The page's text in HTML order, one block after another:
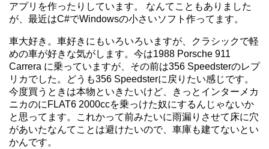
アプリを作ったりしています。 なんてこともありました
が、最近はC#でWindowsの小さいソフト作ってます。
車大好き。車好きにもいろいろいますが、クラシックで軽
めの車が好きな気がします。今は1988 Porsche 911
Carrera に乗っていますが、その前は356 Speedsterのレプ
リカでした。どうも356 Speedsterに戻りたい感じです。
今度買うときは本物といきたいけど、きっとインターメカ
ニカのにFLAT6 2000ccを乗っけた奴にするんじゃないか
と思ってます。これかって前みたいに雨漏りさせて床に穴
があいたなんてことは避けたいので、車庫も建てないとい
かんです。